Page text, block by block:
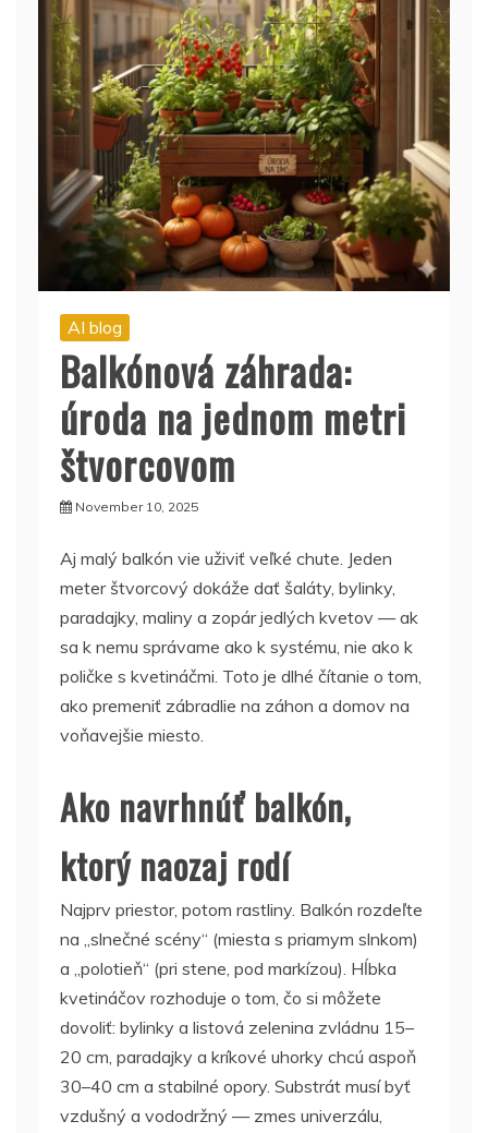
AI blog
Balkónová záhrada:
úroda na jednom metri
štvorcovom
November 10, 2025
Aj malý balkón vie uživiť veľké chute. Jeden
meter štvorcový dokáže dať šaláty, bylinky,
paradajky, maliny a zopár jedlých kvetov — ak
sa k nemu správame ako k systému, nie ako k
poličke s kvetináčmi. Toto je dlhé čítanie o tom,
ako premeniť zábradlie na záhon a domov na
voňavejšie miesto.
Ako navrhnúť balkón,
ktorý naozaj rodí
Najprv priestor, potom rastliny. Balkón rozdeľte
na „slnečné scény“ (miesta s priamym slnkom)
a „polotieň“ (pri stene, pod markízou). Hĺbka
kvetináčov rozhoduje o tom, čo si môžete
dovoliť: bylinky a listová zelenina zvládnu 15–
20 cm, paradajky a kríkové uhorky chcú aspoň
30–40 cm a stabilné opory. Substrát musí byť
vzdušný a vododržný — zmes univerzálu,